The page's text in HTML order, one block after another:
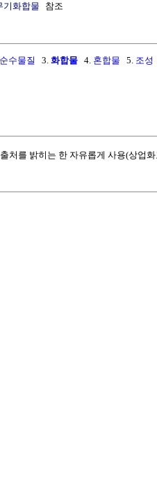
기화합물
순수물질 3. 화합물 4. 혼합물 5. 조성
처를 밝히는 한 자유롭게 사용(상업